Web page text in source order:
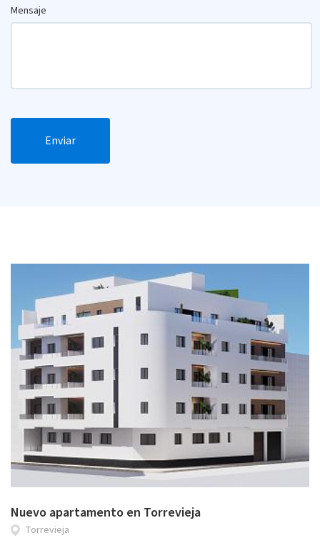
Mensaje
Enviar
Nuevo apartamento en Torrevieja
Torrevieja